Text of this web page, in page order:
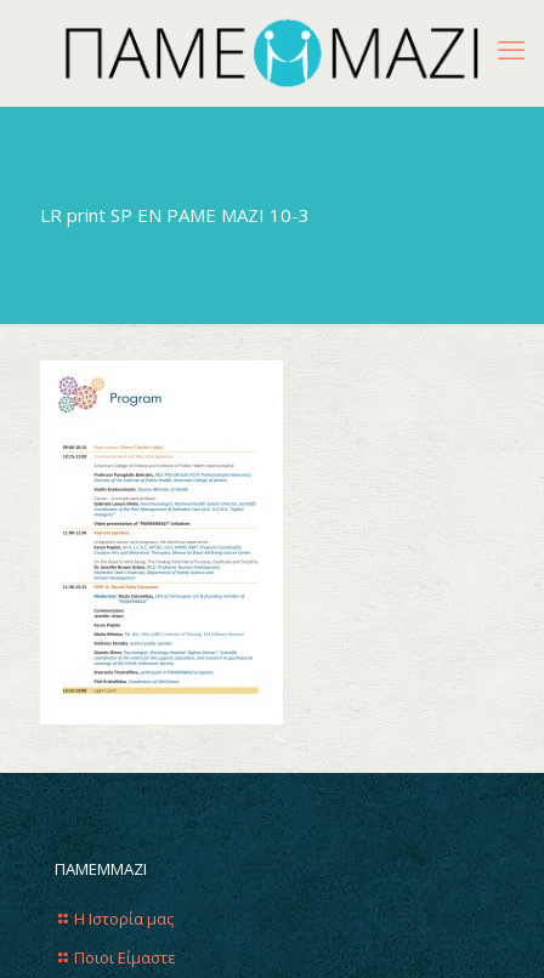
LR print SP EN PAME MAZI 10-3
ΠΑΜΕΜΜΑΖΙ
Η Ιστορία μας
Ποιοι Είμαστε